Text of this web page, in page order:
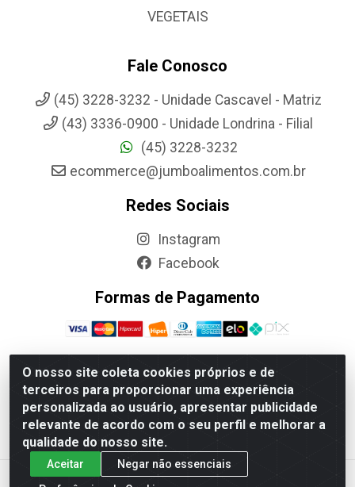
O nosso site coleta cookies próprios e de
terceiros para proporcionar uma experiência
personalizada ao usuário, apresentar publicidade
relevante de acordo com o seu perfil e melhorar a
qualidade do nosso site.
Aceitar
Negar não essenciais
VEGETAIS
Fale Conosco
(45) 3228-3232 - Unidade Cascavel - Matriz
(43) 3336-0900 - Unidade Londrina - Filial
(45) 3228-3232
ecommerce@jumboalimentos.com.br
Redes Sociais
Instagram
Facebook
Formas de Pagamento
Jumbo Alimentos Cascavel - Matriz - Rua Itatiba Do Sul,
161 - Santos Dumont, Cascavel-PR - CEP 85804-700-
CNPJ 85.522.043/0001-90